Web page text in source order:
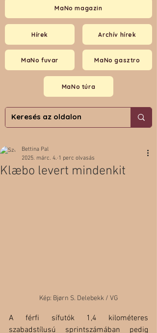
Hírek
MaNo magazin
MaNo fuvar MaNo gasztro
MaNo túra
Archív hírek
Klæbo levert mindenkit
Bettina Pal
2025. márc. 4. 1 perc olvasás
Kép: Bjørn S. Delebekk / VG
A férfi sífutók 1,4 kilométeres
szabadstílusú sprintszámában pedig